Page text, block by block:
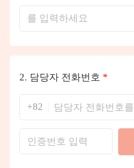
2. 담당자 전화번호 *
+82